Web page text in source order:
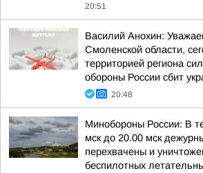
20:51
Василий Анохин:
Смоленской области,
территорией региона
обороны России сбит
20:48
Минобороны России: В
мск до 20.00 мск
перехвачены и
беспилотных